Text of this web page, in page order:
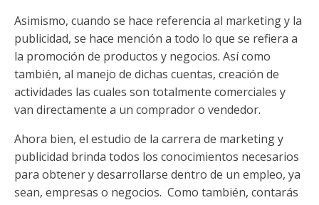
Asimismo, cuando se hace referencia al marketing y la
publicidad, se hace mención a todo lo que se refiera a
la promoción de productos y negocios. Así como
también, al manejo de dichas cuentas, creación de
actividades las cuales son totalmente comerciales y
van directamente a un comprador o vendedor.
Ahora bien, el estudio de la carrera de marketing y
publicidad brinda todos los conocimientos necesarios
para obtener y desarrollarse dentro de un empleo, ya
sean, empresas o negocios. Como también, contarás